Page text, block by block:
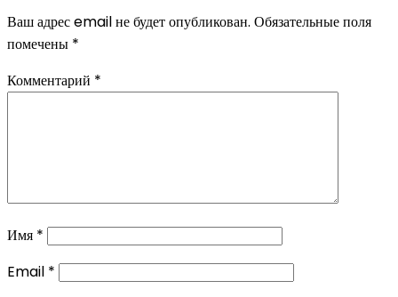
Ваш адрес email не будет опубликован. Обязательные поля
помечены *
Комментарий *
Имя *
Email *